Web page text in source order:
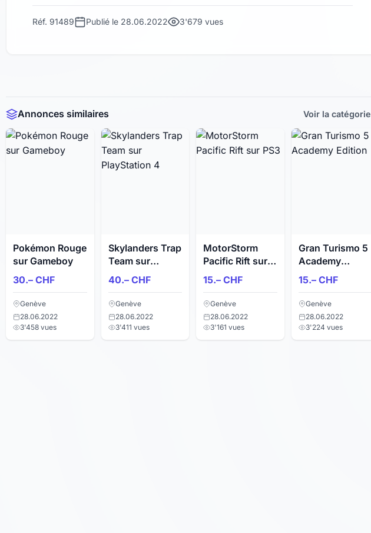
Réf. 91489 Publié le 28.06.2022 3'679 vues
Annonces similaires Voir la catégorie
Pokémon Rouge
sur Gameboy
30.– CHF
Genève
28.06.2022
3'458 vues
Skylanders Trap
Team sur
PlayStation 4
40.– CHF
Genève
28.06.2022
3'411 vues
MotorStorm
Pacific Rift sur
PS3
15.– CHF
Genève
28.06.2022
3'161 vues
Gran Turismo 5
Academy
Edition
15.– CHF
Genève
28.06.2022
3'224 vues